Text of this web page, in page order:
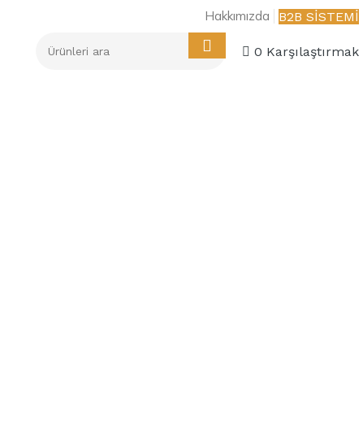
Hakkımızda B2B SİSTEMİ
0 Karşılaştırmak